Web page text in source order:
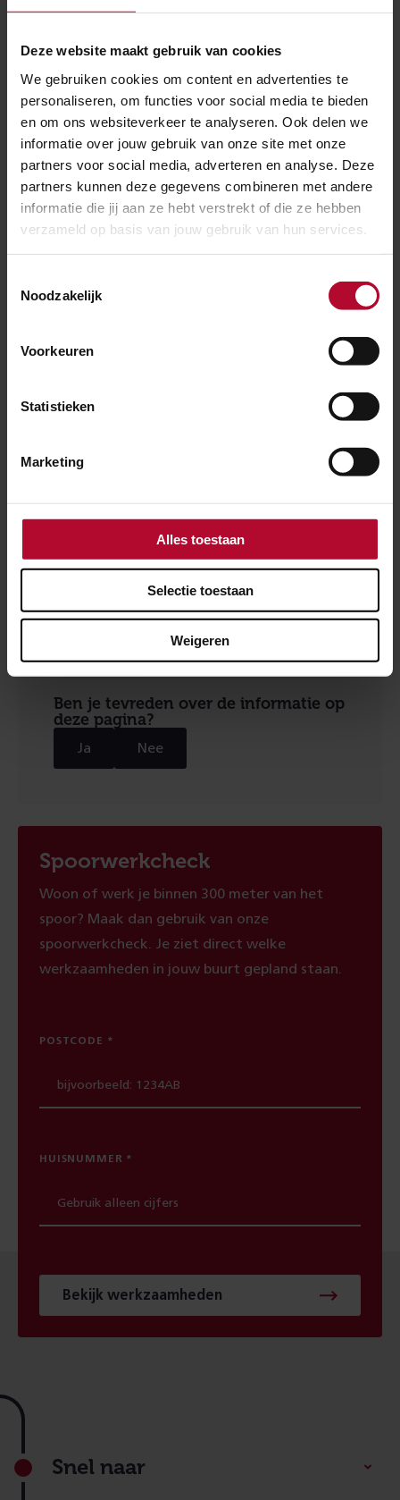
Deze website maakt gebruik van cookies
We gebruiken cookies om content en advertenties te
personaliseren, om functies voor social media te bieden
en om ons websiteverkeer te analyseren. Ook delen we
informatie over jouw gebruik van onze site met onze
partners voor social media, adverteren en analyse. Deze
partners kunnen deze gegevens combineren met andere
informatie die jij aan ze hebt verstrekt of die ze hebben
verzameld op basis van jouw gebruik van hun services.
Noodzakelijk
Voorkeuren
Statistieken
Marketing
Alles toestaan
Selectie toestaan
Weigeren
In verband met de Algemene Verordening
Gegevensbescherming (AVG) vragen wij je om vóór
het versturen van dit formulier akkoord te gaan met
privacyvoorwaarden
IK BEN AKKOORD MET DE PRIVACYVOORWAARDEN
Verzenden
Ben je tevreden over de informatie op
deze pagina?
Ja Nee
Spoorwerkcheck
Woon of werk je binnen 300 meter van het
spoor? Maak dan gebruik van onze
spoorwerkcheck. Je ziet direct welke
werkzaamheden in jouw buurt gepland staan.
POSTCODE
HUISNUMMER
Bekijk werkzaamheden
Footer
Snel naar